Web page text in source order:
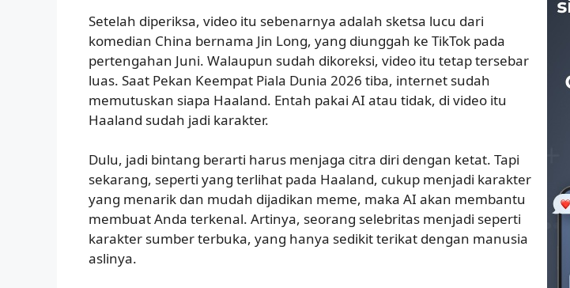
Setelah diperiksa, video itu sebenarnya adalah sketsa lucu dari
komedian China bernama Jin Long, yang diunggah ke TikTok pada
pertengahan Juni. Walaupun sudah dikoreksi, video itu tetap tersebar
luas. Saat Pekan Keempat Piala Dunia 2026 tiba, internet sudah
memutuskan siapa Haaland. Entah pakai AI atau tidak, di video itu
Haaland sudah jadi karakter.
Dulu, jadi bintang berarti harus menjaga citra diri dengan ketat. Tapi
sekarang, seperti yang terlihat pada Haaland, cukup menjadi karakter
yang menarik dan mudah dijadikan meme, maka AI akan membantu
membuat Anda terkenal. Artinya, seorang selebritas menjadi seperti
karakter sumber terbuka, yang hanya sedikit terikat dengan manusia
aslinya.